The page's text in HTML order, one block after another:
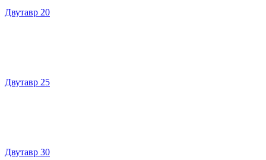
Двутавр 20
Двутавр 25
Двутавр 30